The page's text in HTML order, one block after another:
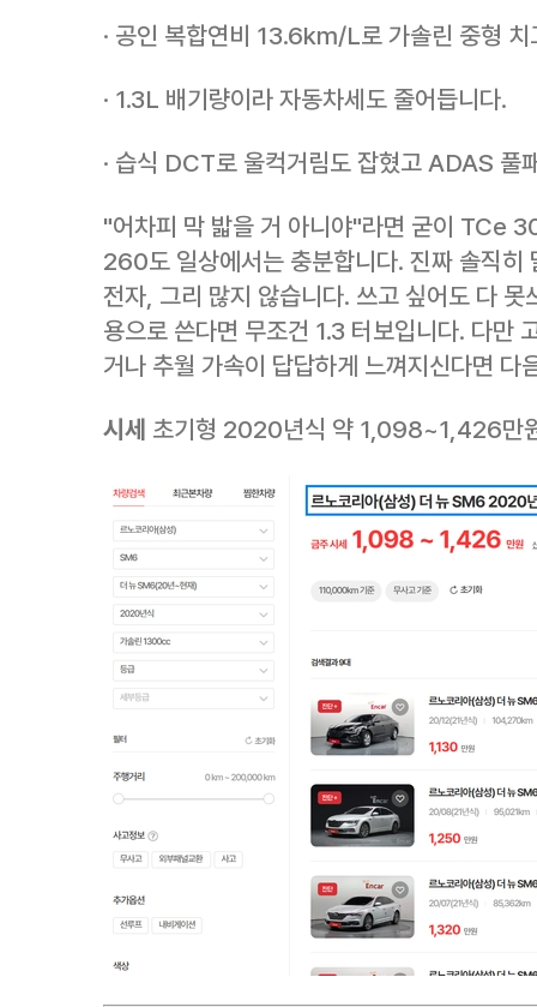
· 공인 복합연비 13.6km/L로 가솔린 중형 치
· 1.3L 배기량이라 자동차세도 줄어듭니다.
· 습식 DCT로 울컥거림도 잡혔고 ADAS 풀
"어차피 막 밟을 거 아니야"라면 굳이 TCe
260도 일상에서는 충분합니다. 진짜 솔직히
전자, 그리 많지 않습니다. 쓰고 싶어도 다
용으로 쓴다면 무조건 1.3 터보입니다. 다만
거나 추월 가속이 답답하게 느껴지신다면 다
시세 초기형 2020년식 약 1,098~1,426만